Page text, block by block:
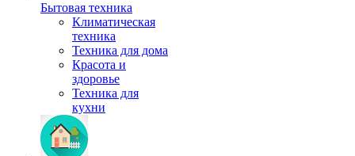
Бытовая техника
Климатическая
техника
Техника для дома
Красота и
здоровье
Техника для
кухни